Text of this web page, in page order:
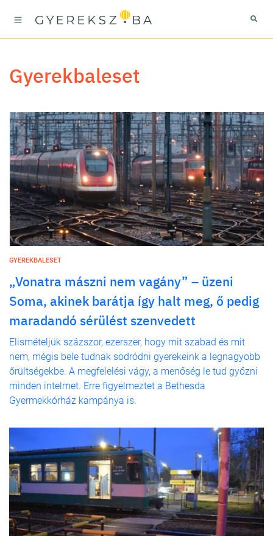
gyerekbaleset
GYEREKBALESET
„Vonatra mászni nem vagány” – üzeni
Soma, akinek barátja így halt meg, ő pedig
maradandó sérülést szenvedett
Elismételjük százszor, ezerszer, hogy mit szabad és mit
nem, mégis bele tudnak sodródni gyerekeink a legnagyobb
őrültségekbe. A megfelelési vágy, a menőség le tud győzni
minden intelmet. Erre figyelmeztet a Bethesda
Gyermekkórház kampánya is.